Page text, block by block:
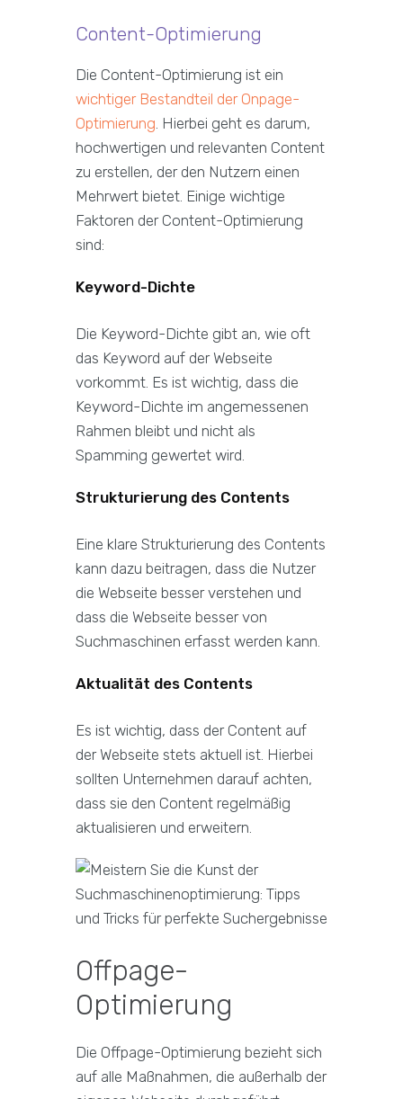
Content-Optimierung
Die Content-Optimierung ist ein
wichtiger Bestandteil der Onpage-
Optimierung. Hierbei geht es darum,
hochwertigen und relevanten Content
zu erstellen, der den Nutzern einen
Mehrwert bietet. Einige wichtige
Faktoren der Content-Optimierung
sind:
Keyword-Dichte
Die Keyword-Dichte gibt an, wie oft
das Keyword auf der Webseite
vorkommt. Es ist wichtig, dass die
Keyword-Dichte im angemessenen
Rahmen bleibt und nicht als
Spamming gewertet wird.
Strukturierung des Contents
Eine klare Strukturierung des Contents
kann dazu beitragen, dass die Nutzer
die Webseite besser verstehen und
dass die Webseite besser von
Suchmaschinen erfasst werden kann.
Aktualität des Contents
Es ist wichtig, dass der Content auf
der Webseite stets aktuell ist. Hierbei
sollten Unternehmen darauf achten,
dass sie den Content regelmäßig
aktualisieren und erweitern.
Offpage-
Optimierung
Die Offpage-Optimierung bezieht sich
auf alle Maßnahmen, die außerhalb der